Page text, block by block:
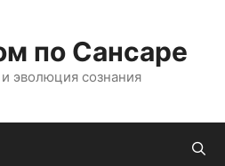
по Сансаре
эволюция сознания